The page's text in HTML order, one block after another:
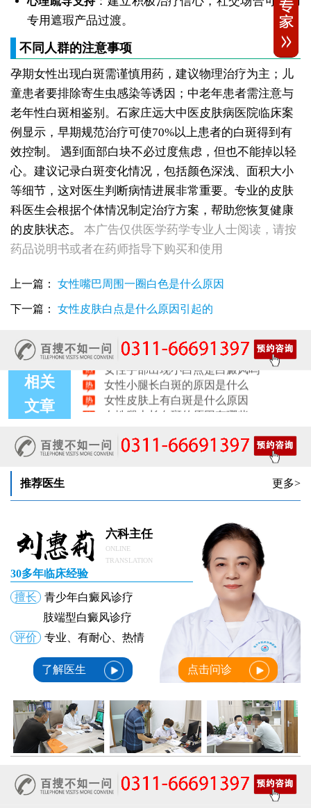
专用遮瑕产品过渡。
不同人群的注意事项
孕期女性出现白斑需谨慎用药，建议物理治疗为主；儿
童患者要排除寄生虫感染等诱因；中老年患者需注意与
老年性白斑相鉴别。石家庄远大中医皮肤病医院临床案
例显示，早期规范治疗可使70%以上患者的白斑得到有
效控制。
遇到面部白块不必过度焦虑，但也不能掉以轻
心。建议记录白斑变化情况，包括颜色深浅、面积大小
等细节，这对医生判断病情进展非常重要。专业的皮肤
科医生会根据个体情况制定治疗方案，帮助您恢复健康
的皮肤状态。
本广告仅供医学药学专业人士阅读，请按
药品说明书或者在药师指导下购买和使用
上一篇： 女性嘴巴周围一圈白色是什么原因
下一篇： 女性皮肤白点是什么原因引起的
相关
文章
女性皮肤出现白斑是什么原因引起的
女性患上白癜风是什么原因导致的
女性脸部白斑出现的原因有哪些
女性后颈长小白点的原因有哪些
女性脸上出现白斑是什么原因
女性患上白癜风能治好吗 发病原因主要有哪些
女性眉毛处长白斑是什么因素导致的
女性头上起白点点是什么原因
女性腹部出现白斑是什么原因
女性手部出现小白点是白癜风吗
女性小腿长白斑的原因是什么
女性皮肤上有白斑是什么原因
女性腿上长白斑的原因有哪些
推荐医生 更多>
六科主任
ONLINE
TRANSLATION
30多年临床经验
擅长
青少年白癜风诊疗
肢端型白癜风诊疗
评价
专业、有耐心、热情
了解医生 点击问诊